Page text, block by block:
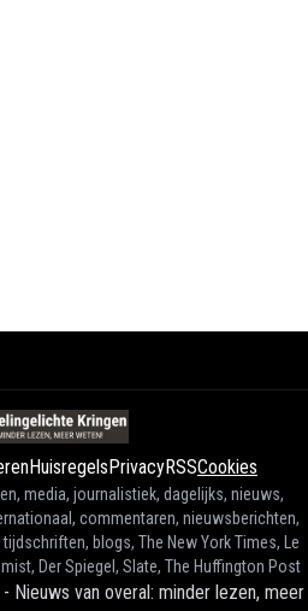
HuisregelsPrivacyRSSCookies
media, journalistiek, dagelijks, nieuws,
commentaren, nieuwsberichten,
blogs, The New York Times, Le
Der Spiegel, Slate, The Huffington Post
Nieuws van overal: minder lezen, meer